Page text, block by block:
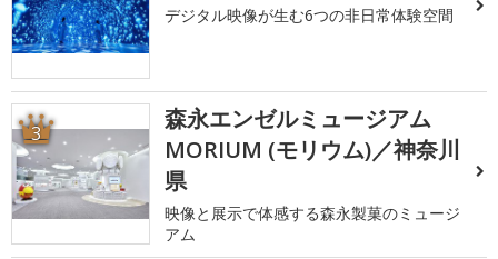
デジタル映像が生む6つの非日常体験空間
3
森永エンゼルミュージアム
MORIUM (モリウム)／神奈川
県
映像と展示で体感する森永製菓のミュージ
アム